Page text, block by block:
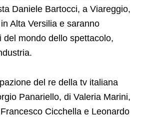
Daniele Bartocci, a Viareggio,
Alta Versilia e saranno
del mondo dello spettacolo,
del re della tv italiana
Panariello, di Valeria Marini,
Cicchella e Leonardo